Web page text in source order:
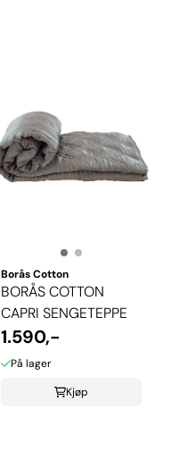
Borås Cotton
BORÅS COTTON
CAPRI SENGETEPPE
1.590,-
På lager
Kjøp